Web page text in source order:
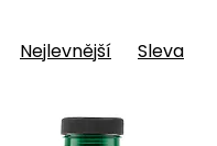
Nejlevnější
Sleva